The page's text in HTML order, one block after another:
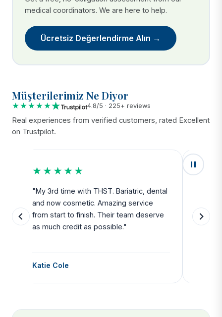
medical coordinators. We are here to help.
Ücretsiz Değerlendirme Alın →
Müşterilerimiz Ne Diyor
★★★★★ 4.8/5 · 225+ reviews
Real experiences from verified customers, rated Excellent
on Trustpilot.
★★★★★
"My 3rd time with THST. Bariatric, dental
and now cosmetic. Amazing service
from start to finish. Their team deserve
as much credit as possible."
Katie Cole
side